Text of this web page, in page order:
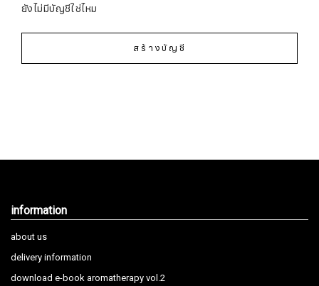
ยังไม่มีบัญชีใช่ไหม
สร้างบัญชี
information
about us
delivery information
download e-book aromatherapy vol.2